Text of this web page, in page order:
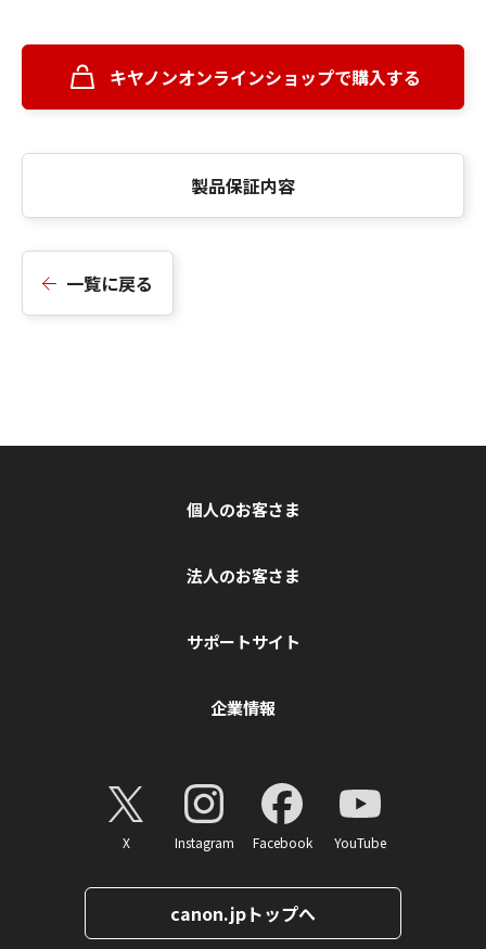
キヤノンオンラインショップで購入する
製品保証内容
一覧に戻る
個人のお客さま
法人のお客さま
サポートサイト
企業情報
X Instagram Facebook YouTube
canon.jpトップへ